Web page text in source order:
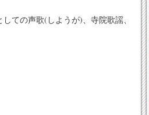
ての声歌(しようが)、寺院歌謡、